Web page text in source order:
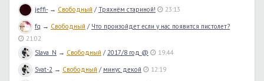
jeffi-→ Свободный /Тряхнём стариной! 23:13
fq → Свободный / Что произойдет если у нас появится пистолет?
21:02
Slava_N → Свободный / 2017/8 год @ 19:44
Svat-2 → Свободный / минус декой 12:19